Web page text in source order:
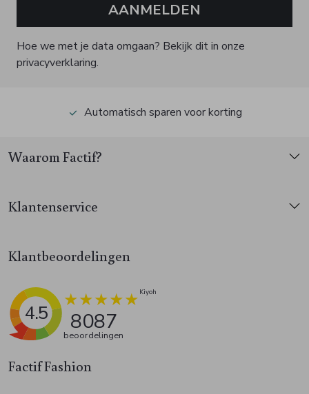
AANMELDEN
Hoe we met je data omgaan? Bekijk dit in onze
privacyverklaring.
Automatisch sparen voor korting
Factif Fashion
Waarom Factif?
Klantenservice
Klantbeoordelingen
4.5 8087
beoordelingen